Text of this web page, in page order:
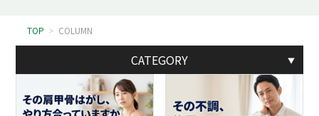
TOP > COLUMN
CATEGORY ▼